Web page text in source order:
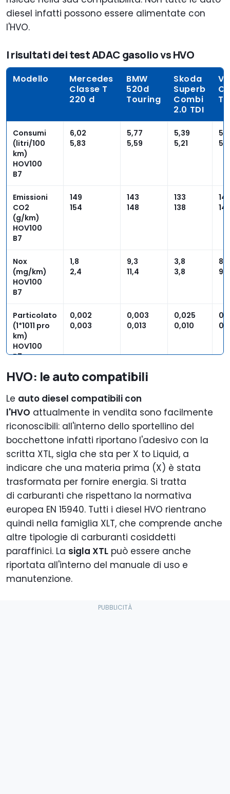
diesel infatti possono essere alimentate con
l'HVO.
I risultati dei test ADAC gasolio vs HVO
Modello
Mercedes
Classe T
220 d
BMW
520d
Touring
Skoda
Superb
Combi
2.0 TDI
Consumi
(litri/100
km)
HOV100
B7
6,02
5,83
5,77
5,59
5,39
5,21
5,6
Emissioni
CO2
(g/km)
HOV100
B7
149
154
143
148
133
138
Nox
(mg/km)
HOV100
B7
1,8
2,4
9,3
11,4
3,8
3,8
8,6
9,3
Particolato
(1*1011 pro
km)
HOV100
B7
0,002
0,003
0,003
0,013
0,025
0,010
HVO: le auto compatibili
Le auto diesel compatibili con
l'HVO attualmente in vendita sono facilmente
riconoscibili: all'interno dello sportellino del
bocchettone infatti riportano l'adesivo con la
scritta XTL, sigla che sta per X to Liquid, a
indicare che una materia prima (X) è stata
trasformata per fornire energia. Si tratta
di carburanti che rispettano la normativa
europea EN 15940. Tutti i diesel HVO rientrano
quindi nella famiglia XLT, che comprende anche
altre tipologie di carburanti cosiddetti
paraffinici. La sigla XTL può essere anche
riportata all'interno del manuale di uso e
manutenzione.